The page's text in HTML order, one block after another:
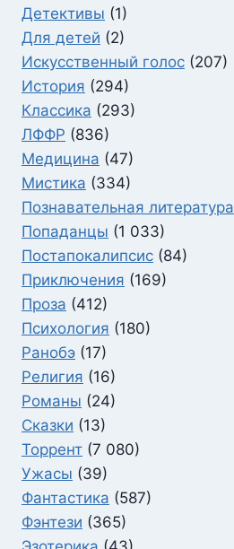
Детективы (1)
Для детей (2)
Искусственный голос (207)
История (294)
Классика (293)
ЛФФР (836)
Медицина (47)
Мистика (334)
Познавательная литература
Попаданцы (1 033)
Постапокалипсис (84)
Приключения (169)
Проза (412)
Психология (180)
Ранобэ (17)
Религия (16)
Романы (24)
Сказки (13)
Торрент (7 080)
Ужасы (39)
Фантастика (587)
Фэнтези (365)